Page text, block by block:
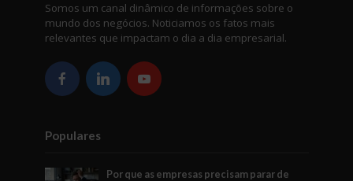
Somos um canal dinâmico de informações sobre o
mundo dos negócios. Noticiamos os fatos mais
relevantes que impactam o dia a dia empresarial.
Populares
Por que as empresas precisam parar de